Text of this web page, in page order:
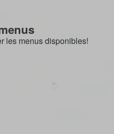
les menus disponibles!